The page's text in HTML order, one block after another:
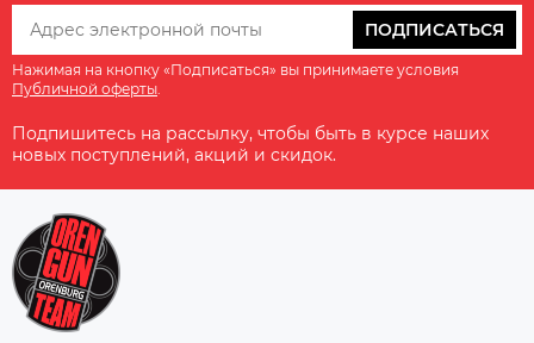
ПОДПИСАТЬСЯ
Нажимая на кнопку «Подписаться» вы принимаете условия
Публичной оферты.
Подпишитесь на рассылку, чтобы быть в курсе наших
новых поступлений, акций и скидок.